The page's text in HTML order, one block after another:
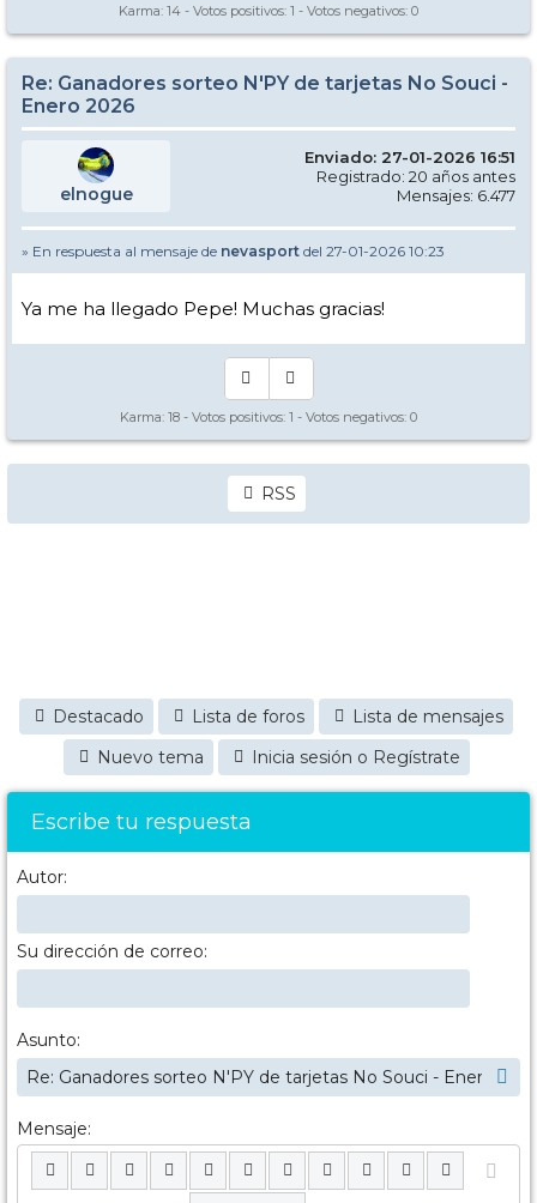
Karma: 14 - Votos positivos: 1 - Votos negativos: 0
Re: Ganadores sorteo N'PY de tarjetas No Souci -
Enero 2026
elnogue
Enviado: 27-01-2026 16:51
Registrado: 20 años antes
Mensajes: 6.477
» En respuesta al mensaje de nevasport del 27-01-2026 10:23
Ya me ha llegado Pepe! Muchas gracias!
Karma: 18 - Votos positivos: 1 - Votos negativos: 0
RSS
Destacado Lista de foros
Lista de mensajes
Nuevo tema
Inicia sesión o Regístrate
Escribe tu respuesta
Autor:
Su dirección de correo:
Asunto:
Mensaje: